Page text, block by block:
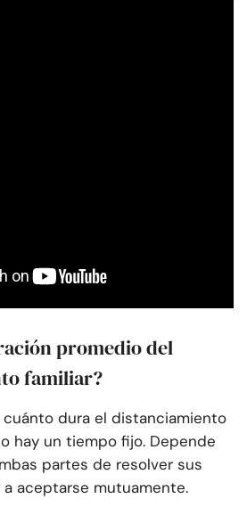
promedio del
familiar?
dura el distanciamiento
hay un tiempo fijo. Depende
partes de resolver sus
aceptarse mutuamente.